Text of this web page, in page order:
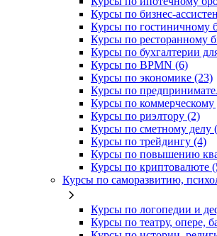
Курсы по бизнес-
Курсы по гостиничному
Курсы по ресторанному
Курсы по бухгалтерии
Курсы по BPMN (6)
Курсы по экономике (23)
Курсы по
Курсы по коммерческому
Курсы по риэлтору (2)
Курсы по сметному делу
Курсы по трейдингу (4)
Курсы по повышению
Курсы по криптовалюте
Курсы по саморазвитию,
Курсы по логопедии и
Курсы по театру, опере,